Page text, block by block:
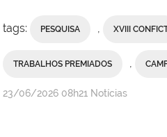
tags: PESQUISA XVIII
TRABALHOS PREMIADOS
por
publicado
23/06/2026 08h21 Notícias